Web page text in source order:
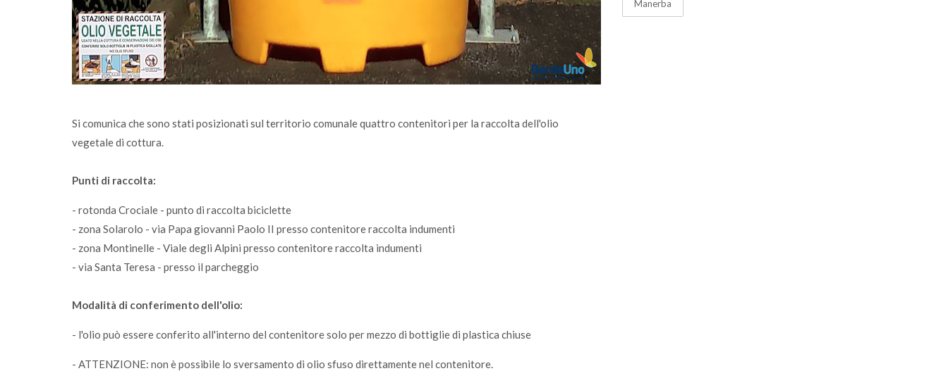
Si comunica che sono stati posizionati sul territorio comunale quattro contenitori per la raccolta dell'olio
vegetale di cottura.
Punti di raccolta:
- rotonda Crociale - punto di raccolta biciclette
- zona Solarolo - via Papa giovanni Paolo II presso contenitore raccolta indumenti
- zona Montinelle - Viale degli Alpini presso contenitore raccolta indumenti
- via Santa Teresa - presso il parcheggio
Modalità di conferimento dell'olio:
- l'olio può essere conferito all'interno del contenitore solo per mezzo di bottiglie di plastica chiuse
- ATTENZIONE: non è possibile lo sversamento di olio sfuso direttamente nel contenitore.
Manerba